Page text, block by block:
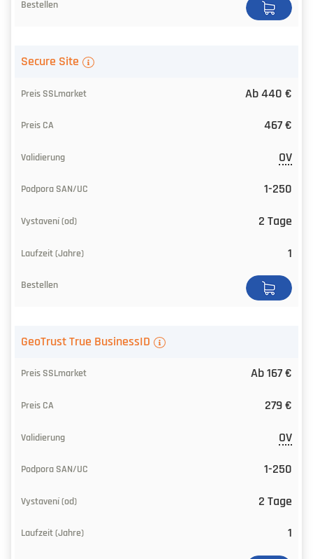
Secure Site
Ab 440 €
467 €
OV
1-250
2 Tage
1
GeoTrust True BusinessID
Ab 167 €
279 €
OV
1-250
2 Tage
1